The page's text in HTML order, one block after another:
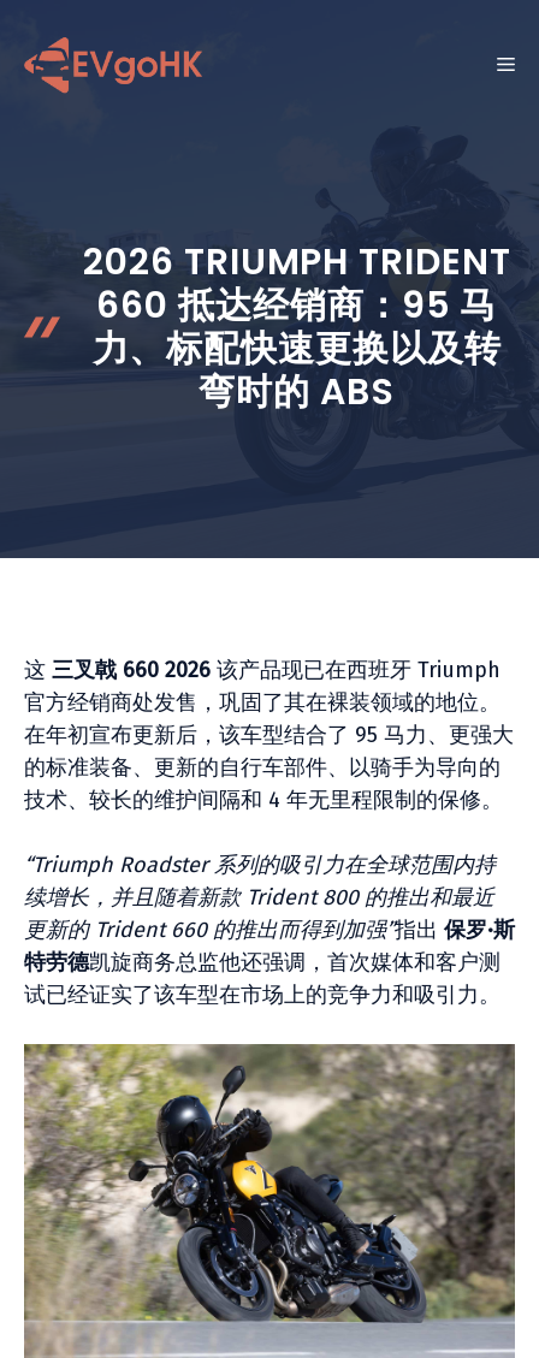
菜
2026 TRIUMPH TRIDENT
660 抵达经销商：95 马
力、标配快速更换以及转
弯时的 ABS
这 三叉戟 660 2026 该产品现已在西班牙 Triumph
官方经销商处发售，巩固了其在裸装领域的地位。
在年初宣布更新后，该车型结合了 95 马力、更强大
的标准装备、更新的自行车部件、以骑手为导向的
技术、较长的维护间隔和 4 年无里程限制的保修。
“Triumph Roadster 系列的吸引力在全球范围内持
续增长，并且随着新款 Trident 800 的推出和最近
更新的 Trident 660 的推出而得到加强”指出 保罗·斯
特劳德凯旋商务总监他还强调，首次媒体和客户测
试已经证实了该车型在市场上的竞争力和吸引力。